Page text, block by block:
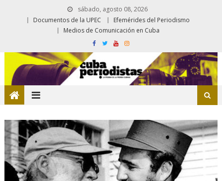
sábado, agosto 08, 2026
Documentos de la UPEC
Efemérides del Periodismo
Medios de Comunicación en Cuba